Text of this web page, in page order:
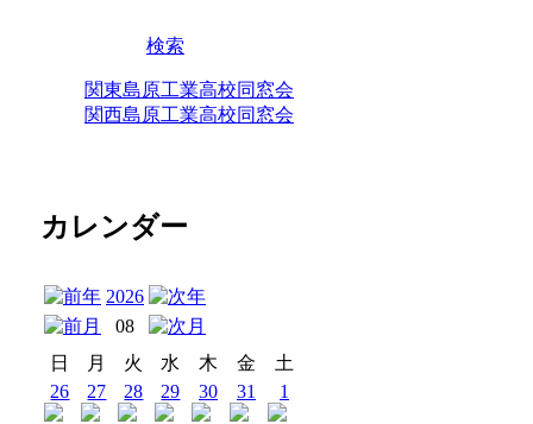
検索
関東島原工業高校同窓会
関西島原工業高校同窓会
カレンダー
2026
08
日
月 火 水 木 金
土
26
27 28 29 30 31 1